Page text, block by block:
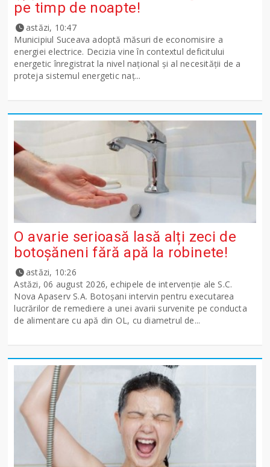
pe timp de noapte!
astăzi, 10:47
Municipiul Suceava adoptă măsuri de economisire a
energiei electrice. Decizia vine în contextul deficitului
energetic înregistrat la nivel național și al necesității de a
proteja sistemul energetic naț...
O avarie serioasă lasă alți zeci de
botoșăneni fără apă la robinete!
astăzi, 10:26
Astăzi, 06 august 2026, echipele de intervenție ale S.C.
Nova Apaserv S.A. Botoșani intervin pentru executarea
lucrărilor de remediere a unei avarii survenite pe conducta
de alimentare cu apă din OL, cu diametrul de...